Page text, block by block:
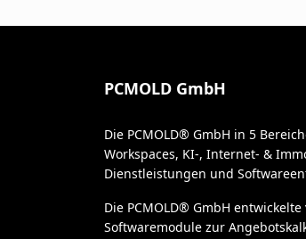
PCMOLD GmbH
Die PCMOLD® GmbH in 5
Workspaces, KI-, Internet- &
Dienstleistungen und
Die PCMOLD® GmbH
Softwaremodule zur